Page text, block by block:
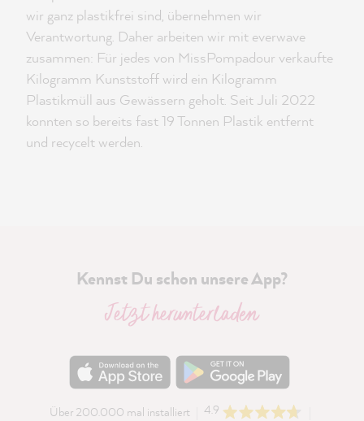
wir ganz plastikfrei sind, übernehmen wir
Verantwortung. Daher arbeiten wir mit everwave
zusammen: Für jedes von MissPompadour verkaufte
Kilogramm Kunststoff wird ein Kilogramm
Plastikmüll aus Gewässern geholt. Seit Juli 2022
konnten so bereits fast 19 Tonnen Plastik entfernt
und recycelt werden.
Kennst Du schon unsere App?
Jetzt herunterladen
Über 200.000 mal installiert
4.9